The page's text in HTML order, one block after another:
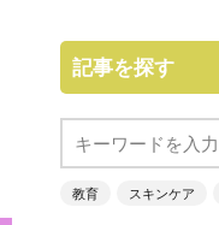
記事を探す
教育 スキンケア